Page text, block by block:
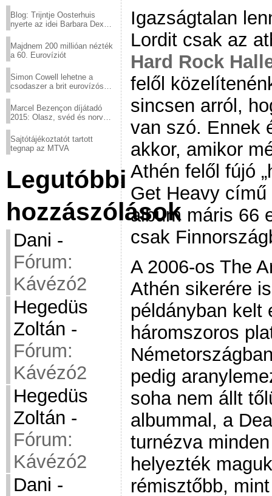
Blog: Trijntje Oosterhuis
nyerte az idei Barbara Dex
Majdnem 200 millióan nézték
a 60. Eurovíziót
Simon Cowell lehetne a
csodaszer a brit eurovízós
Marcel Bezençon díjátadó
2015: Olasz, svéd és norvég
Sajtótájékoztatót tartott
tegnap az MTVA
Legutóbbi
hozzászólások
Dani -
Fórum:
Kávézó2
Hegedüs
Zoltán -
Fórum:
Kávézó2
Hegedüs
Zoltán -
Fórum:
Kávézó2
Dani -
Igazságtalan
Lordit csak az
Hard Rock
felől
sincsen arról,
van szó. Ennek
akkor, amikor
Athén felől fújó
Get Heavy
album máris 66
csak
A 2006-os The
Athén sikerére
példányban kelt
háromszoros
pedig
soha nem állt
albummal, a
turnézva
helyezték
rémisztőbb,